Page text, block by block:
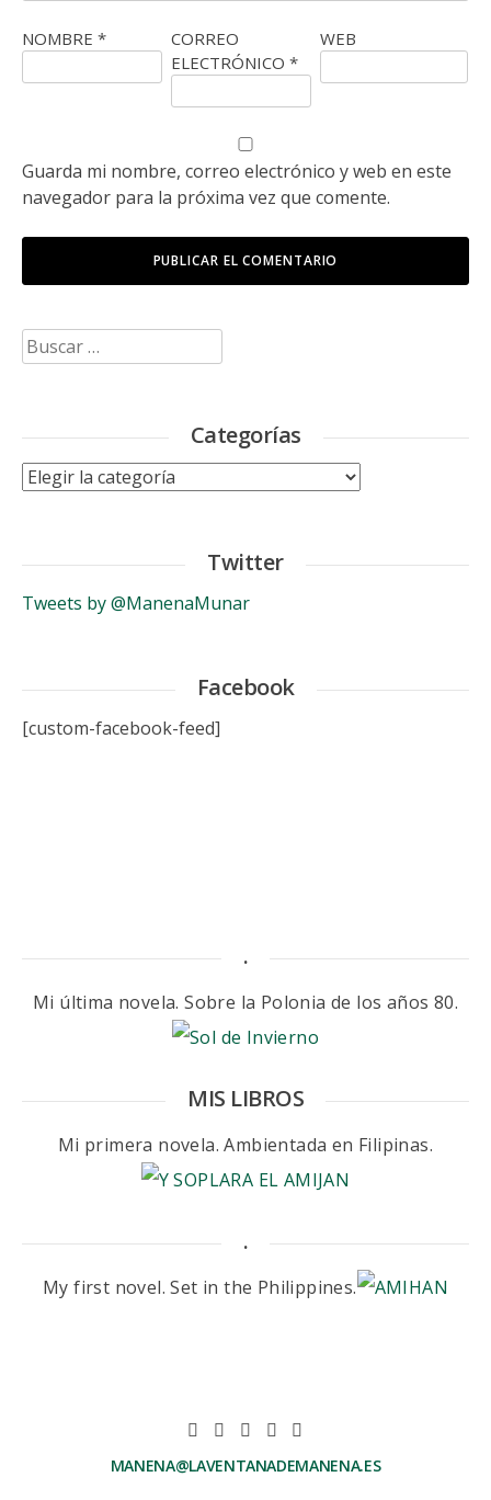
NOMBRE *
CORREO
ELECTRÓNICO *
WEB
Guarda mi nombre, correo electrónico y web en este
navegador para la próxima vez que comente.
Buscar:
Categorías
Categorías
Twitter
Tweets by @ManenaMunar
Facebook
[custom-facebook-feed]
.
Mi última novela. Sobre la Polonia de los años 80.
MIS LIBROS
Mi primera novela. Ambientada en Filipinas.
.
My first novel. Set in the Philippines.
MANENA@LAVENTANADEMANENA.ES